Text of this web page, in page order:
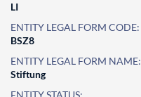
LI
ENTITY LEGAL FORM CODE:
BSZ8
ENTITY LEGAL FORM NAME:
Stiftung
ENTITY STATUS: